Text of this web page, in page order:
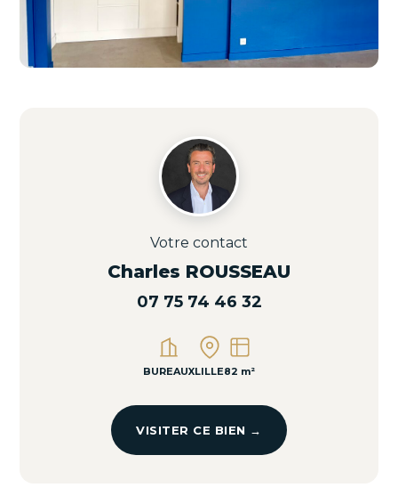
Votre contact
Charles ROUSSEAU
07 75 74 46 32
BUREAUXLILLE82 m²
VISITER CE BIEN →